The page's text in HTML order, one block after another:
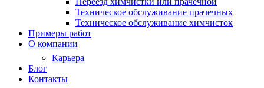
Техническое обслуживание прачечных
Техническое обслуживание химчисток
Примеры работ
О компании
Карьера
Блог
Контакты